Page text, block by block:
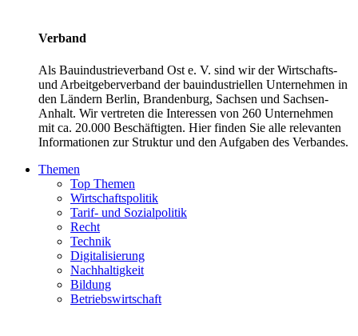
Verband
Als Bauindustrieverband Ost e. V. sind wir der Wirtschafts-
und Arbeitgeberverband der bauindustriellen Unternehmen in
den Ländern Berlin, Brandenburg, Sachsen und Sachsen-
Anhalt. Wir vertreten die Interessen von 260 Unternehmen
mit ca. 20.000 Beschäftigten. Hier finden Sie alle relevanten
Informationen zur Struktur und den Aufgaben des Verbandes.
Themen
Top Themen
Wirtschaftspolitik
Tarif- und Sozialpolitik
Recht
Technik
Digitalisierung
Nachhaltigkeit
Bildung
Betriebswirtschaft